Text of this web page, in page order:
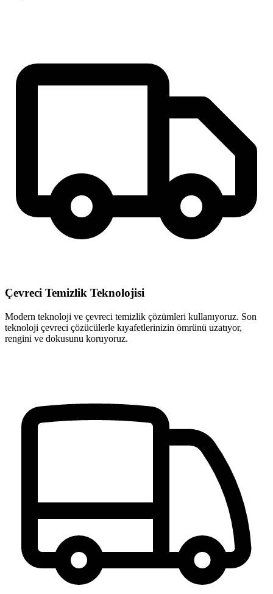
Çevreci Temizlik Teknolojisi
Modern teknoloji ve çevreci temizlik çözümleri kullanıyoruz. Son
teknoloji çevreci çözücülerle kıyafetlerinizin ömrünü uzatıyor,
rengini ve dokusunu koruyoruz.